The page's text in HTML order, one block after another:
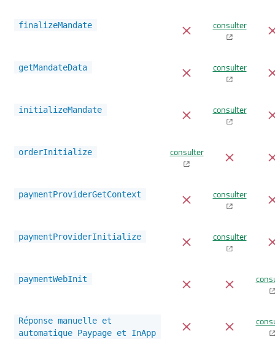
finalizeMandate consulter
getMandateData consulter
initializeMandate consulter
orderInitialize consulter
paymentProviderGetContext consulter
paymentProviderInitialize consulter
paymentWebInit
Réponse manuelle et
automatique Paypage et InApp